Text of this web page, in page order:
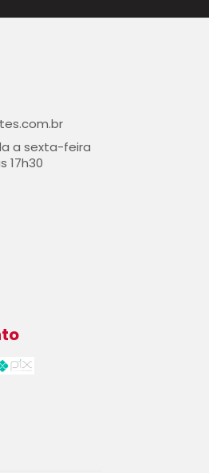
a sexta-feira
17h30